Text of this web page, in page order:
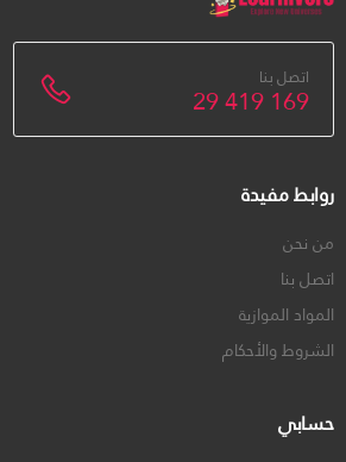
اتصل بنا
29 419 169
روابط مفيدة
من نحن
اتصل بنا
المواد الموازية
الشروط والأحكام
حسابي